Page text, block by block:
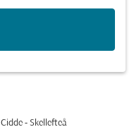
Cidde - Skellefteå